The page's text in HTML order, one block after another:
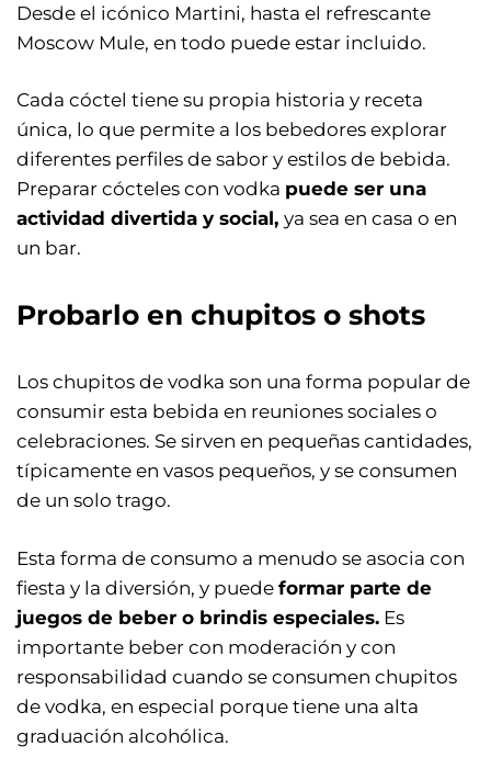
Desde el icónico Martini, hasta el refrescante
Moscow Mule, en todo puede estar incluido.
Cada cóctel tiene su propia historia y receta
única, lo que permite a los bebedores explorar
diferentes perfiles de sabor y estilos de bebida.
Preparar cócteles con vodka puede ser una
actividad divertida y social, ya sea en casa o en
un bar.
Probarlo en chupitos o shots
Los chupitos de vodka son una forma popular de
consumir esta bebida en reuniones sociales o
celebraciones. Se sirven en pequeñas cantidades,
típicamente en vasos pequeños, y se consumen
de un solo trago.
Esta forma de consumo a menudo se asocia con
fiesta y la diversión, y puede formar parte de
juegos de beber o brindis especiales. Es
importante beber con moderación y con
responsabilidad cuando se consumen chupitos
de vodka, en especial porque tiene una alta
graduación alcohólica.